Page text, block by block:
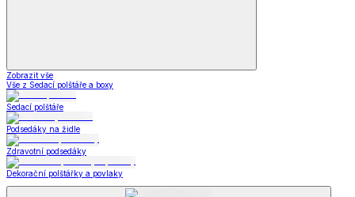
Zobrazit vše
Vše z Sedací polštáře a boxy
Sedací polštáře
Podsedáky na židle
Zdravotní podsedáky
Dekorační polštářky a povlaky